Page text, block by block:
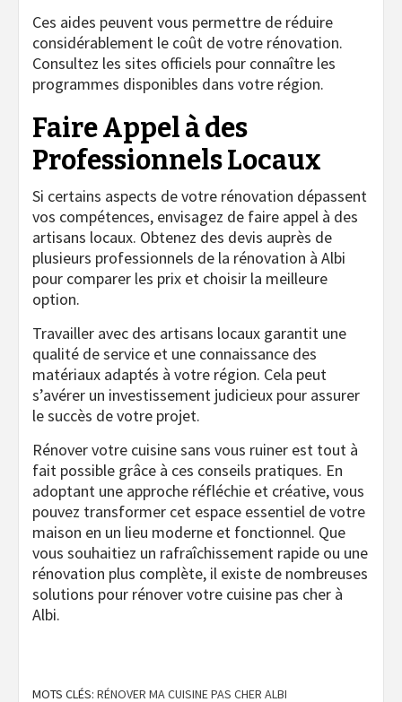
Ces aides peuvent vous permettre de réduire
considérablement le coût de votre rénovation.
Consultez les sites officiels pour connaître les
programmes disponibles dans votre région.
Faire Appel à des
Professionnels Locaux
Si certains aspects de votre rénovation dépassent
vos compétences, envisagez de faire appel à des
artisans locaux. Obtenez des devis auprès de
plusieurs professionnels de la rénovation à Albi
pour comparer les prix et choisir la meilleure
option.
Travailler avec des artisans locaux garantit une
qualité de service et une connaissance des
matériaux adaptés à votre région. Cela peut
s’avérer un investissement judicieux pour assurer
le succès de votre projet.
Rénover votre cuisine sans vous ruiner est tout à
fait possible grâce à ces conseils pratiques. En
adoptant une approche réfléchie et créative, vous
pouvez transformer cet espace essentiel de votre
maison en un lieu moderne et fonctionnel. Que
vous souhaitiez un rafraîchissement rapide ou une
rénovation plus complète, il existe de nombreuses
solutions pour rénover votre cuisine pas cher à
Albi.
MOTS CLÉS: RÉNOVER MA CUISINE PAS CHER ALBI